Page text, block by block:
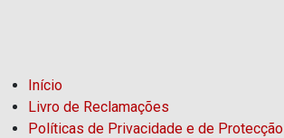
Início
Livro de Reclamações
Políticas de Privacidade e de